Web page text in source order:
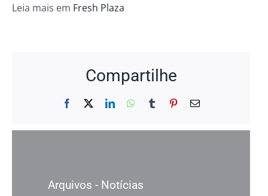
Leia mais em Fresh Plaza
Compartilhe
Facebook LinkedInWhatsApp
Tumblr Pinterest
E-
Arquivos - Notícias